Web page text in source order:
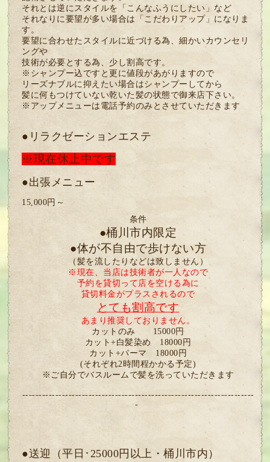
それとは逆にスタイルを「こんなふうにしたい」など
それなりに要望が多い場合は「こだわりアップ」になりま
す。
要望に合わせたスタイルに近づける為、細かいカウンセリ
ングや
技術が必要とする為、少し割高です。
※シャンプー込ですと更に値段があがりますので
リーズナブルに抑えたい場合はシャンプーしてから
髪に何もつけていない乾いた髪の状態で御来店下さい。
※アップメニューは電話予約のみとさせていただきます
●リラクゼーションエステ
※現在休止中です
●出張メニュー
15,000円～
条件
●桶川市内限定
●体が不自由で歩けない方
（髪を流したりなどは致しません）
※現在、当店は技術者が一人なので
予約を貸切って店を空ける為に
貸切料金がプラスされるので
とても割高です
あまり推奨しておりません。
カットのみ 15000円
カット+白髪染め 18000円
カット+パーマ 18000円
(それぞれ2時間程かかる予定)
※ご自分でバスルームで髪を洗っていただきます
----------------------------------------------------------------------
-
●送迎（平日･25000円以上・桶川市内）